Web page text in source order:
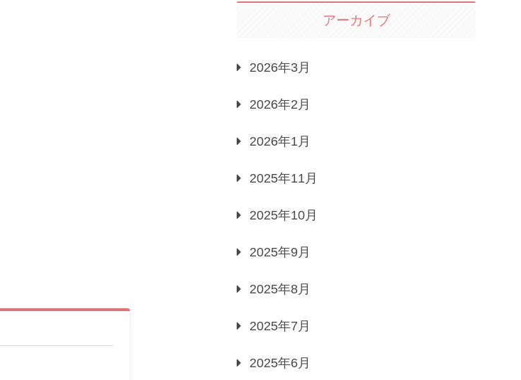
アーカイブ
2026年3月
2026年2月
2026年1月
2025年11月
2025年10月
2025年9月
2025年8月
2025年7月
2025年6月